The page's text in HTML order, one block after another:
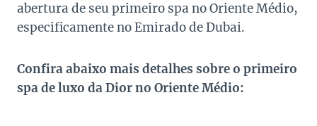
abertura de seu primeiro spa no Oriente Médio,
especificamente no Emirado de Dubai.
Confira abaixo mais detalhes sobre o primeiro
spa de luxo da Dior no Oriente Médio: